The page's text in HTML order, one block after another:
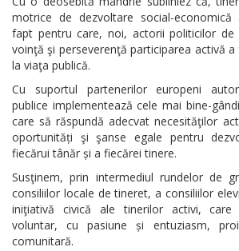
motrice de dezvoltare social-economică
fapt pentru care, noi, actorii politicilor de
voinţă şi perseverenţă participarea activă
la viaţa publică.
Cu suportul partenerilor europeni
publice implementează cele mai bine-
care să răspundă adecvat necesităţilor
oportunități şi şanse egale pentru
fiecărui tânăr și a fiecărei tinere.
Susţinem, prin intermediul rundelor de
consiliilor locale de tineret, a consiliilor
iniţiativă civică ale tinerilor activi, care
voluntar, cu pasiune și entuziasm,
comunitară.